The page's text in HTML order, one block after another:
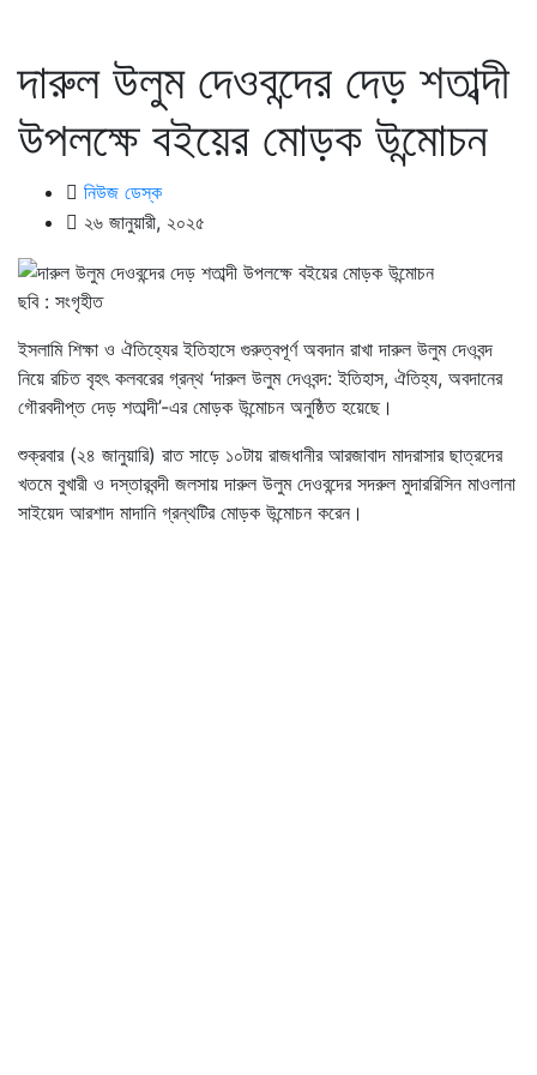
দারুল উলুম দেওবন্দের দেড় শতাব্দী
উপলক্ষে বইয়ের মোড়ক উন্মোচন
নিউজ ডেস্ক
২৬ জানুয়ারী, ২০২৫
ছবি : সংগৃহীত
ইসলামি শিক্ষা ও ঐতিহ্যের ইতিহাসে গুরুত্বপূর্ণ অবদান রাখা দারুল উলুম দেওবন্দ
নিয়ে রচিত বৃহৎ কলবরের গ্রন্থ ‘দারুল উলুম দেওবন্দ: ইতিহাস, ঐতিহ্য, অবদানের
গৌরবদীপ্ত দেড় শতাব্দী’-এর মোড়ক উন্মোচন অনুষ্ঠিত হয়েছে।
শুক্রবার (২৪ জানুয়ারি) রাত সাড়ে ১০টায় রাজধানীর আরজাবাদ মাদরাসার ছাত্রদের
খতমে বুখারী ও দস্তারবন্দী জলসায় দারুল উলুম দেওবন্দের সদরুল মুদাররিসিন মাওলানা
সাইয়েদ আরশাদ মাদানি গ্রন্থটির মোড়ক উন্মোচন করেন।